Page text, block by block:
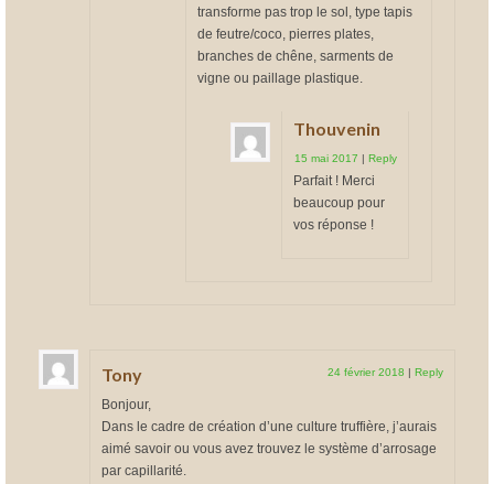
transforme pas trop le sol, type tapis
de feutre/coco, pierres plates,
branches de chêne, sarments de
vigne ou paillage plastique.
Thouvenin
15 mai 2017 Reply
Parfait ! Merci
beaucoup pour
vos réponse !
Tony 24 février 2018 Reply
Bonjour,
Dans le cadre de création d’une culture truffière, j’aurais
aimé savoir ou vous avez trouvez le système d’arrosage
par capillarité.